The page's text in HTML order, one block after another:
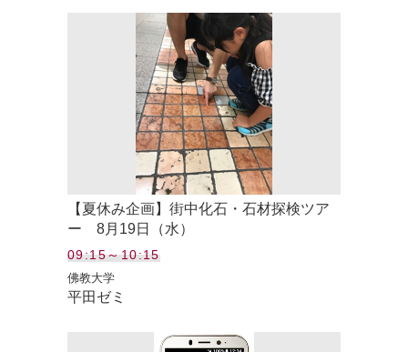
【夏休み企画】街中化石・石材探検ツア
ー 8月19日（水）
09:15～10:15
佛教大学
平田ゼミ